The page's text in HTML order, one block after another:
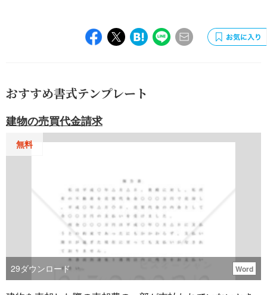
おすすめ書式テンプレート
建物の売買代金請求
無料
29ダウンロード Word